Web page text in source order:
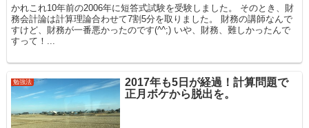
かれこれ10年前の2006年に短答式試験を受験しました。 そのとき、財
務会計論は計算理論合わせて7割5分を取りました。 財務の講師なんで
すけど、財務が一番悪かったのです(^^;) いや、財務、難しかったんで
すって！...
勉強法
2017年も5日が経過！計算問題で
正月ボケから脱出を。